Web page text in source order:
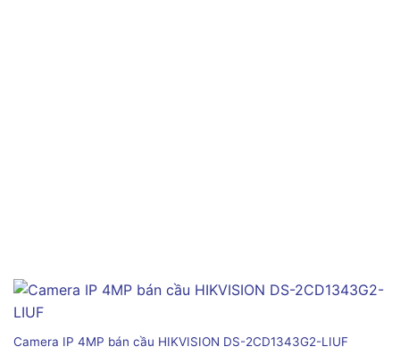
Camera IP 4MP bán cầu HIKVISION DS-2CD1343G2-LIUF